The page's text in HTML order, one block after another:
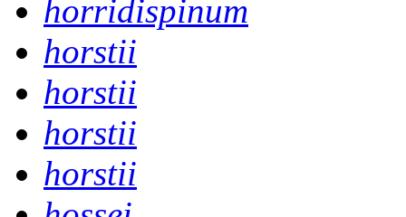
horridispinum
horstii
horstii
horstii
horstii